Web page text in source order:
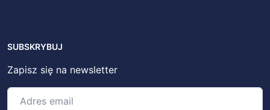
SUBSKRYBUJ
Zapisz się na newsletter